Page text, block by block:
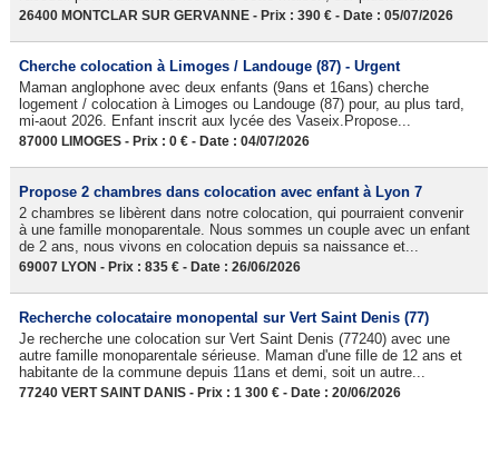
26400 MONTCLAR SUR GERVANNE - Prix : 390 € - Date : 05/07/2026
Cherche colocation à Limoges / Landouge (87) - Urgent
Maman anglophone avec deux enfants (9ans et 16ans) cherche
logement / colocation à Limoges ou Landouge (87) pour, au plus tard,
mi-aout 2026. Enfant inscrit aux lycée des Vaseix.Propose...
87000 LIMOGES - Prix : 0 € - Date : 04/07/2026
Propose 2 chambres dans colocation avec enfant à Lyon 7
2 chambres se libèrent dans notre colocation, qui pourraient convenir
à une famille monoparentale. Nous sommes un couple avec un enfant
de 2 ans, nous vivons en colocation depuis sa naissance et...
69007 LYON - Prix : 835 € - Date : 26/06/2026
Recherche colocataire monopental sur Vert Saint Denis (77)
Je recherche une colocation sur Vert Saint Denis (77240) avec une
autre famille monoparentale sérieuse. Maman d'une fille de 12 ans et
habitante de la commune depuis 11ans et demi, soit un autre...
77240 VERT SAINT DANIS - Prix : 1 300 € - Date : 20/06/2026